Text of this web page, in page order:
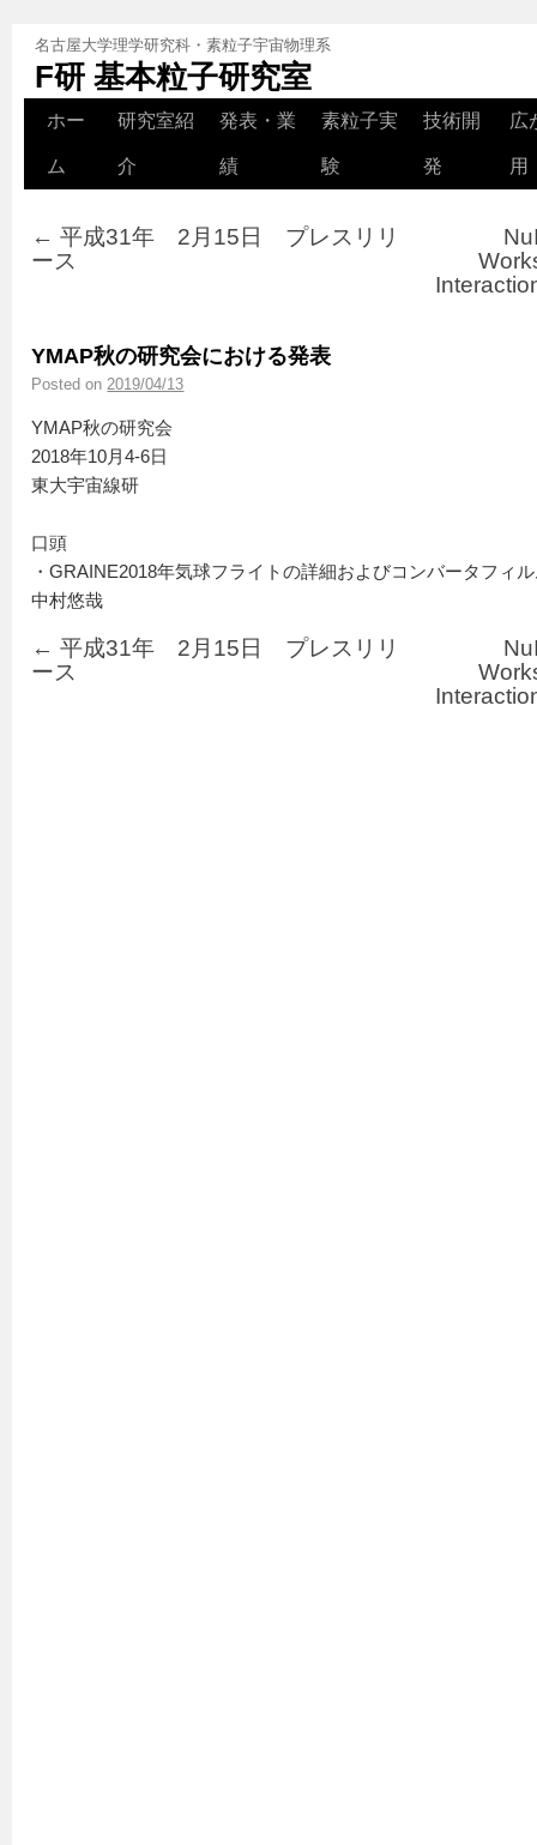
名古屋大学理学研究科・素粒子宇宙物理系
F研 基本粒子研究室
ホー
ム
研究室紹
介
発表・業
績
素粒子実
験
技術開
発
広
用
← 平成31年 2月15日 プレスリリ
ース
YMAP秋の研究会における発表
Posted on 2019/04/13
YMAP秋の研究会
2018年10月4-6日
東大宇宙線研
口頭
・GRAINE2018年気球フライトの詳細およびコンバータフィ
中村悠哉
← 平成31年 2月15日 プレスリリ
ース